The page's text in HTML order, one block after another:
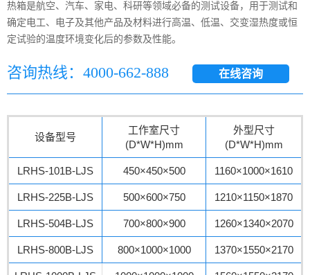
热箱是航空、汽车、家电、科研等领域必备的测试设备，用于测试和
确定电工、电子及其他产品及材料进行高温、低温、交变湿热度或恒
定试验的温度环境变化后的参数及性能。
咨询热线：4000-662-888 在线咨询
设备型号
工作室尺寸
(D*W*H)mm
外型尺寸
(D*W*H)mm
LRHS-101B-LJS 450×450×500 1160×1000×1610
LRHS-225B-LJS 500×600×750 1210×1150×1870
LRHS-504B-LJS 700×800×900 1260×1340×2070
LRHS-800B-LJS 800×1000×1000 1370×1550×2170